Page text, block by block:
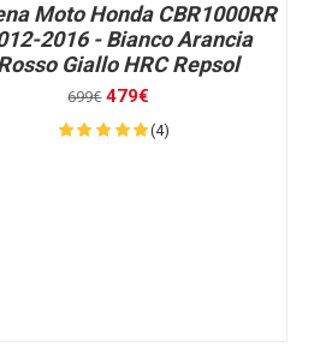
Moto Honda CBR1000RR
2016 - Bianco Arancia
Giallo HRC Repsol
699€ 479€
(4)